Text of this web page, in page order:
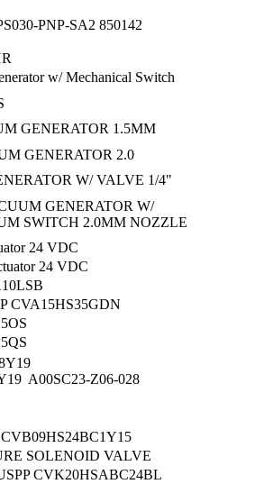
PNP-SA2 850142
w/ Mechanical Switch
GENERATOR 1.5MM
GENERATOR 2.0
W/ VALVE 1/4"
GENERATOR W/
SWITCH 2.0MM NOZZLE
24 VDC
24 VDC
CVA15HS35GDN
A00SC23-Z06-028
SOLENOID VALVE
CVK20HSABC24BL